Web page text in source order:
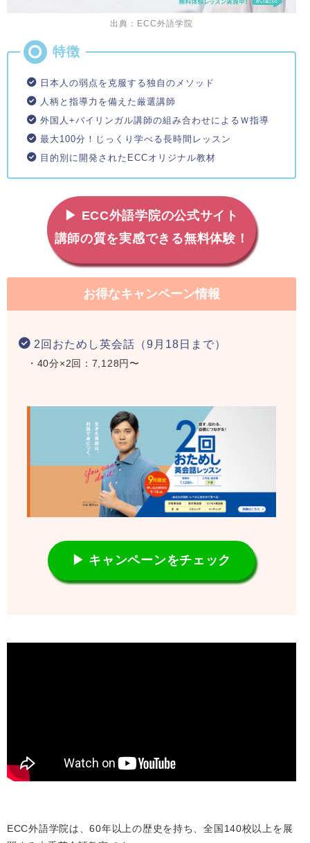
出典：ECC外語学院
日本人の弱点を克服する独自のメソッド
人柄と指導力を備えた厳選講師
外国人+バイリンガル講師の組み合わせによるＷ指導
最大100分！じっくり学べる長時間レッスン
目的別に開発されたECCオリジナル教材
▶ ECC外語学院の公式サイト
講師の質を実感できる無料体験！
お得なキャンペーン情報
2回おためし英会話（9月18日まで）
・40分×2回：7,128円〜
▶ キャンペーンをチェック
ECC外語学院は、60年以上の歴史を持ち、全国140校以上を展